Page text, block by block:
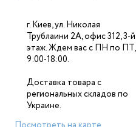
г. Киев, ул. Николая
Трублаини 2А, офис 312, 3-й
этаж. Ждем вас с ПН по ПТ,
9:00-18:00.
Доставка товара с
региональных складов по
Украине.